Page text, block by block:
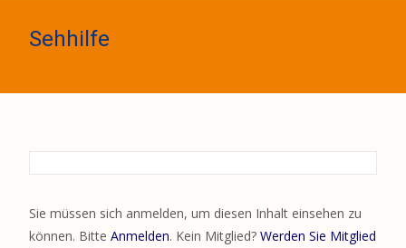
Sehhilfe
Sie müssen sich anmelden, um diesen Inhalt einsehen zu
können. Bitte Anmelden. Kein Mitglied? Werden Sie Mitglied